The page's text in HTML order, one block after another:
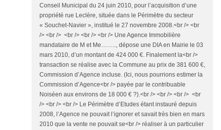
Conseil Municipal du 24 juin 2010, pour l’acquisition d’une
propriété rue Leclère, située dans le Périmètre du secteur
« Souchet-Navier », institué le 27 novembre 2008.<br /> <br
/> <br /> <br /> <br /> <br /> Une Agence Immobilière
mandataire de M et Me…….., dépose une DIA en Mairie le 03
mars 2010, d’un montant de 424 000 €. Finalement la<br />
transaction se réalise avec la Commune au prix de 381 600 €,
Commission d’Agence incluse. (Ici, nous pourrions estimer la
Commission d’Agence<br /> payée par le contribuable
Noiséen aux environs de 18 000 € ?).<br /> <br /> <br /> <br
/> <br /> <br /> Le Périmètre d’Etudes étant instauré depuis
2008, l’Agence ne pouvait l’ignorer et savait très bien en mars
2010 que la vente ne pouvait se<br /> réaliser à un particulier